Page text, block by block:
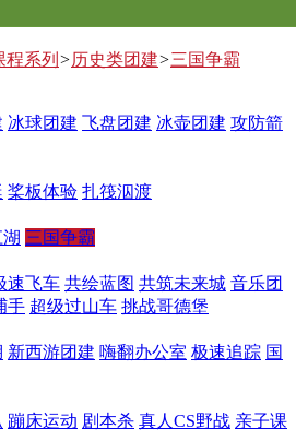
程系列 >历史类团建>三国争霸
冰球团建 飞盘团建 冰壶团建 攻防箭
桨板体验 扎筏泅渡
三国争霸
速飞车 共绘蓝图 共筑未来城 音乐团
手 超级过山车 挑战哥德堡
新西游团建 嗨翻办公室 极速追踪 国
蹦床运动 剧本杀 真人CS野战 亲子课